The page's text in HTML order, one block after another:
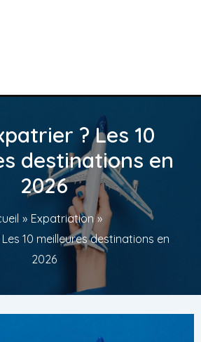
? Les 10
destinations en
2026
Expatriation
Les 10 meilleures destinations en
2026